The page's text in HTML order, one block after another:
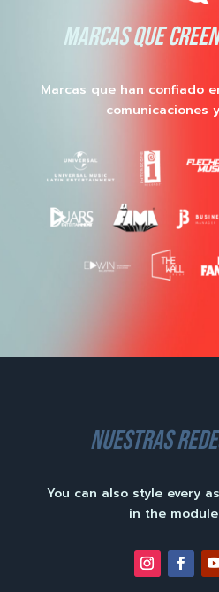
MARCAS QUE
Marcas que han confiado
comunicaciones
nuestras
You can also style every
in the